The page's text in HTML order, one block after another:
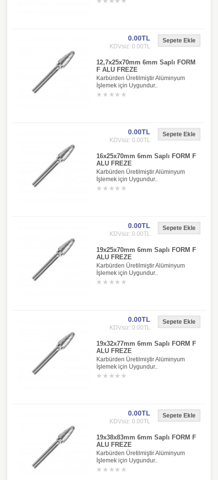
0.00TL
KDVsiz: 0.00TL
12,7x25x70mm 6mm Saplı FORM
F ALU FREZE
Karbürden Üretilmiştir Alüminyum
İşlemek için Uygundur..
0.00TL
KDVsiz: 0.00TL
16x25x70mm 6mm Saplı FORM F
ALU FREZE
Karbürden Üretilmiştir Alüminyum
İşlemek için Uygundur..
0.00TL
KDVsiz: 0.00TL
19x25x70mm 6mm Saplı FORM F
ALU FREZE
Karbürden Üretilmiştir Alüminyum
İşlemek için Uygundur..
0.00TL
KDVsiz: 0.00TL
19x32x77mm 6mm Saplı FORM F
ALU FREZE
Karbürden Üretilmiştir Alüminyum
İşlemek için Uygundur..
0.00TL
KDVsiz: 0.00TL
19x38x83mm 6mm Saplı FORM F
ALU FREZE
Karbürden Üretilmiştir Alüminyum
İşlemek için Uygundur..